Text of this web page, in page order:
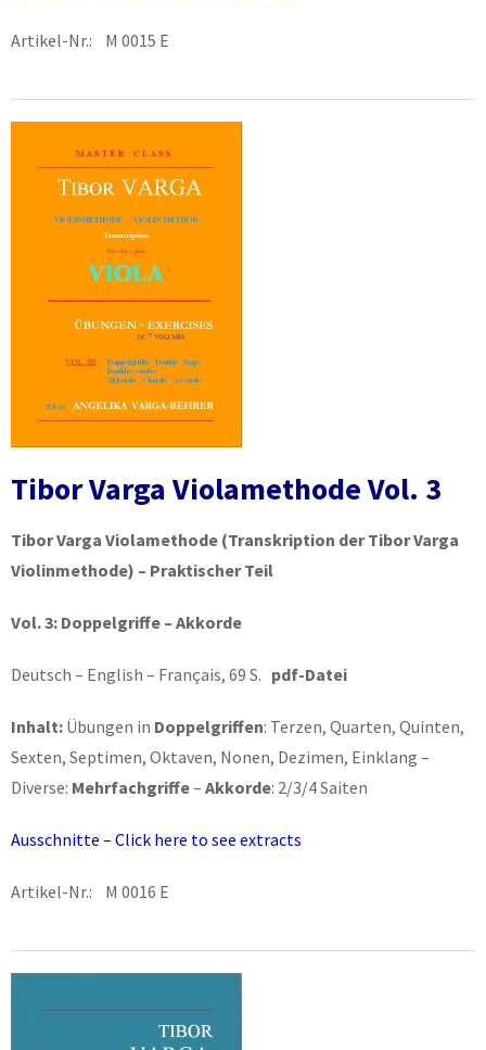
Artikel-Nr.: M 0015 E
Tibor Varga Violamethode Vol. 3
Tibor Varga Violamethode (Transkription der Tibor Varga
Violinmethode) – Praktischer Teil
Vol. 3: Doppelgriffe – Akkorde
Deutsch – English – Français, 69 S. pdf-Datei
Inhalt: Übungen in Doppelgriffen: Terzen, Quarten, Quinten,
Sexten, Septimen, Oktaven, Nonen, Dezimen, Einklang –
Diverse: Mehrfachgriffe– Akkorde: 2/3/4 Saiten
Ausschnitte – Click here to see extracts
Artikel-Nr.: M 0016 E